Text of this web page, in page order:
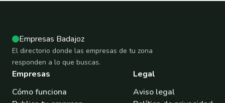
Empresas Badajoz
El directorio donde las empresas de tu zona
responden a lo que buscas.
Empresas
Cómo funciona
Legal
Aviso legal